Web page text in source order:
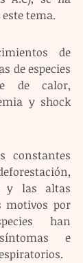
tema.
de
de especies
de calor,
y shock
constantes
y las altas
motivos por
han
e